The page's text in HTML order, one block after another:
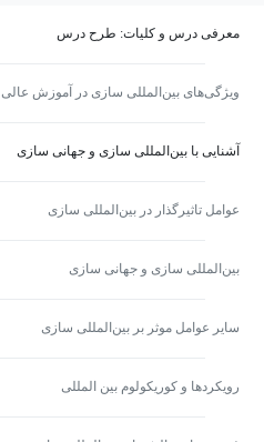
معرفی درس و کلیات: طرح درس
ویژگی‌های بین‌المللی سازی در آموزش عالی
آشنایی با بین‌المللی سازی و جهانی سازی
عوامل تاثیرگذار در بین‌المللی سازی
بین‌المللی سازی و جهانی سازی
سایر عوامل موثر بر بین‌المللی سازی
رویکردها و کوریکولوم بین المللی